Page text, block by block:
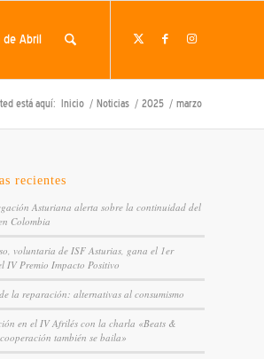
de Abril
está aquí: Inicio / Noticias / 2025 / marzo
recientes
Asturiana alerta sobre la continuidad del
Colombia
voluntaria de ISF Asturias, gana el 1er
IV Premio Impacto Positivo
la reparación: alternativas al consumismo
en el IV Afrilés con la charla «Beats &
también se baila»